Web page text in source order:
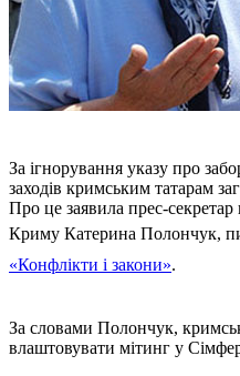
За ігнорування указу про
заходів кримським татарам
Про це заявила прес-
Криму Катерина Полончук,
«Конфлікти і закони».
За словами Полончук,
влаштовувати мітинг у